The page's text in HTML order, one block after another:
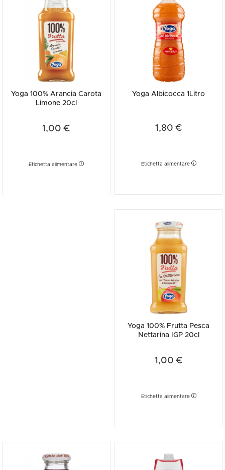
Yoga 100% Arancia Carota
Limone 20cl
1,00 €
Etichetta alimentare
Yoga Albicocca 1Litro
1,80 €
Etichetta alimentare
Yoga 100% Frutta Pesca
Nettarina IGP 20cl
1,00 €
Etichetta alimentare